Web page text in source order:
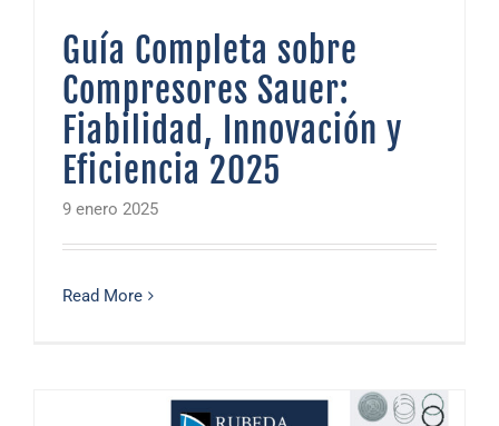
Guía Completa sobre
Compresores Sauer:
Fiabilidad, Innovación y
Eficiencia 2025
9 enero 2025
Read More